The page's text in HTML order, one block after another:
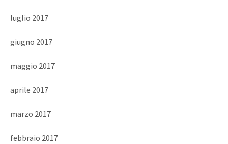
luglio 2017
giugno 2017
maggio 2017
aprile 2017
marzo 2017
febbraio 2017